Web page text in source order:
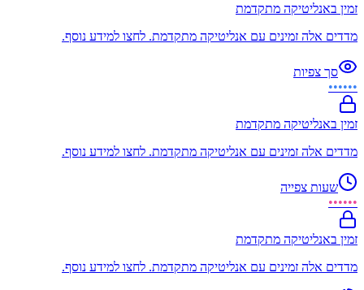
זמין באנליטיקה מתקדמת
מדדים אלה זמינים עם אנליטיקה מתקדמת. לחצו למידע נוסף.
סך צפיות
••••••
זמין באנליטיקה מתקדמת
מדדים אלה זמינים עם אנליטיקה מתקדמת. לחצו למידע נוסף.
שעות צפייה
••••••
זמין באנליטיקה מתקדמת
מדדים אלה זמינים עם אנליטיקה מתקדמת. לחצו למידע נוסף.